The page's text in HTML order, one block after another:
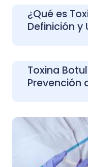
¿Qué es
Definición y
Toxina
Prevención